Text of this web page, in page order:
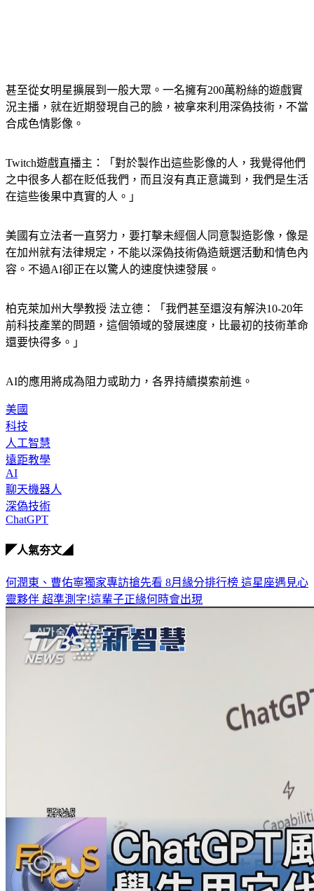
甚至從女明星擴展到一般大眾。一名擁有200萬粉絲的遊戲實
況主播，就在近期發現自己的臉，被拿來利用深偽技術，不當
合成色情影像。
Twitch遊戲直播主：「對於製作出這些影像的人，我覺得他們
之中很多人都在貶低我們，而且沒有真正意識到，我們是生活
在這些後果中真實的人。」
美國有立法者一直努力，要打擊未經個人同意製造影像，像是
在加州就有法律規定，不能以深偽技術偽造競選活動和情色內
容。不過AI卻正在以驚人的速度快速發展。
柏克萊加州大學教授 法立德：「我們甚至還沒有解決10-20年
前科技產業的問題，這個領域的發展速度，比最初的技術革命
還要快得多。」
AI的應用將成為阻力或助力，各界持續摸索前進。
美國
科技
人工智慧
遠距教學
AI
聊天機器人
深偽技術
ChatGPT
◤人氣夯文◢
何潤東、曹佑寧獨家專訪搶先看 8月緣分排行榜 這星座遇見心
靈夥伴 超準測字!這輩子正緣何時會出現